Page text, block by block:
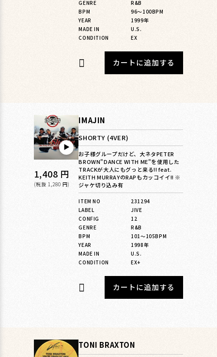
GENRE
R&B
BPM
96〜100BPM
YEAR
1999年
MADE IN
U.S.
CONDITION
EX
カートに追加する
▶︎
通
常
1,408 円
(税抜 1,280 円)
IMAJIN
SHORTY (4VER)
お子様グループだけど、大ネタPETER
BROWN"DANCE WITH ME"を使用した
TRACKが大人にもグっと来る!! feat.
KEITH MURRAYのRAPもカッコイイ!! ※
ジャケ切り込み有
ITEM NO
231294
LABEL
JIVE
CONFIG
12
GENRE
R&B
BPM
101〜105BPM
YEAR
1998年
MADE IN
U.S.
CONDITION
EX+
カートに追加する
TONI BRAXTON